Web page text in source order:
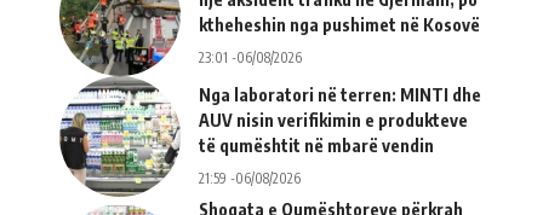
ktheheshin nga pushimet në Kosovë
23:01 -06/08/2026
Nga laboratori në terren: MINTI dhe
AUV nisin verifikimin e produkteve
të qumështit në mbarë vendin
21:59 -06/08/2026
Shoqata e Qumështoreve përkrah